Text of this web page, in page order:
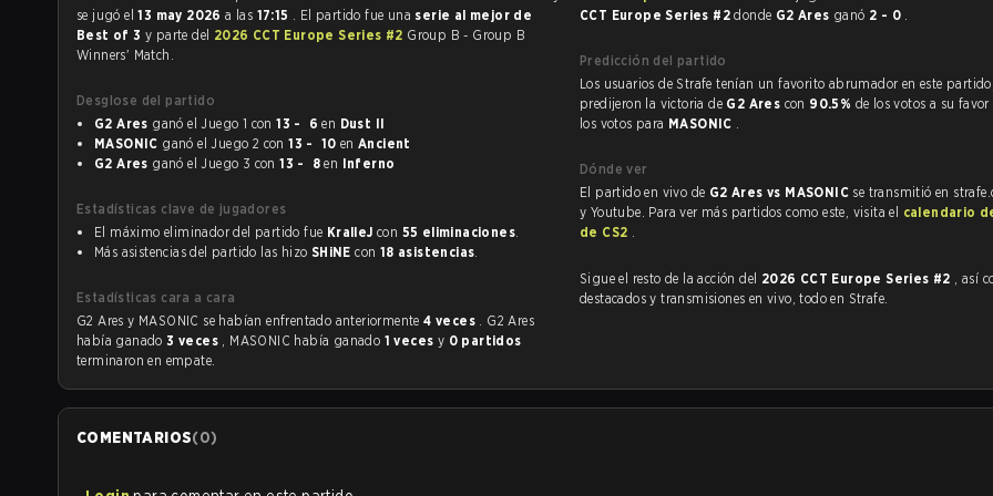
se jugó el13 may 2026a las 17:15 . El partido fue una serie al mejor de
Best of 3 y parte del 2026 CCT Europe Series #2 Group B - Group B
Winners' Match.
Desglose del partido
G2 Ares
ganó el Juego 1 con 13 - 6 en Dust II
MASONIC
ganó el Juego 2 con 13 - 10 en Ancient
G2 Ares
ganó el Juego 3 con 13 - 8en Inferno
Estadísticas clave de jugadores
El máximo eliminador del partido fue KralleJ con 55 eliminaciones.
Más asistencias del partido las hizo SHiNE con 18 asistencias.
Estadísticas cara a cara
G2 Ares y MASONIC se habían enfrentado anteriormente4 veces . G2 Ares
había ganado3 veces , MASONIC había ganado 1 veces y 0 partidos
terminaron en empate.
CCT Europe Series #2donde G2 Ares ganó 2 - 0 .
Predicción del partido
Los usuarios de Strafe tenían un favorito abrumador en este partido, y
predijeron la victoria de G2 Ares con 90.5% de los votos a su
los votos para MASONIC .
Dónde ver
El partido en vivo de G2 Ares vs MASONIC se transmitió en
y Youtube. Para ver más partidos como este, visita el calendario
de CS2 .
Sigue el resto de la acción del 2026 CCT Europe Series #2 , así
destacados y transmisiones en vivo, todo en Strafe.
COMENTARIOS(0)